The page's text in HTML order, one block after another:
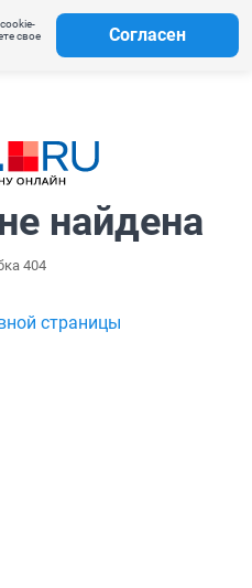
свое
Согласен
найдена
404
страницы